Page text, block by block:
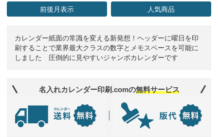
前後月表示 人気商品
カレンダー紙面の常識を変える新発想！ヘッダーに曜日を印
刷することで業界最大クラスの数字とメモスペースを可能に
しました 圧倒的に見やすいジャンボカレンダーです
名入れカレンダー印刷.comの無料サービス